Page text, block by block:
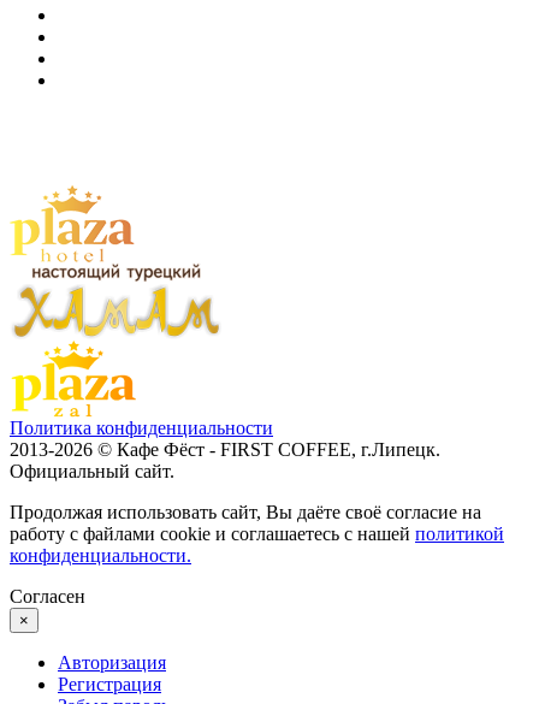
Политика конфиденциальности
2013-2026 © Кафе Фёст - FIRST COFFEE, г.Липецк.
Официальный сайт.
Продолжая использовать сайт, Вы даёте своё согласие на
работу с файлами cookie и соглашаетесь с нашей политикой
конфиденциальности.
Согласен
×
Авторизация
Регистрация